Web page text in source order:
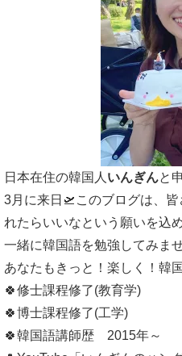
日本在住の韓国人 いんぎんと
3月に来日🛫このブログは、
れたらいいなという願いを込
一緒に韓国語を勉強してみま
あなたもきっと！楽しく！韓
🍀修士課程修了(教育学)
🍀博士課程修了(工学)
🍀韓国語講師歴 2015年～